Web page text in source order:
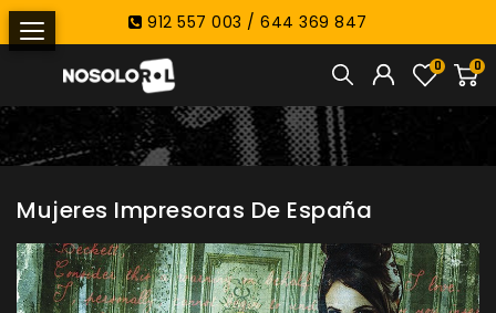
912 557 003 / 644 369 847
0
0
Mujeres Impresoras De España